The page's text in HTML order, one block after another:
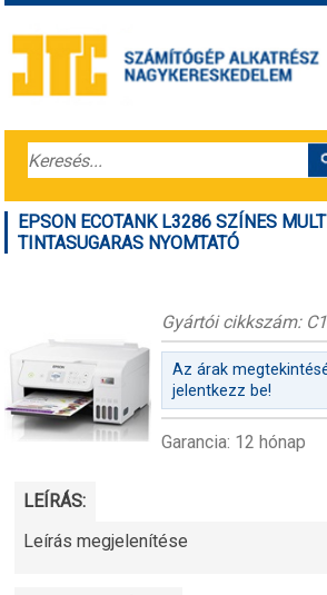
EPSON ECOTANK L3286 SZÍNES
TINTASUGARAS NYOMTATÓ
Gyártói cikkszám:
Az árak
jelentkezz be!
Garancia: 12 hónap
LEÍRÁS:
Leírás megjelenítése